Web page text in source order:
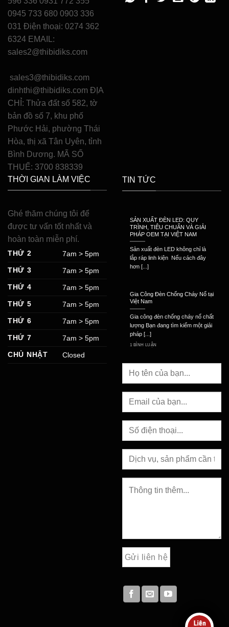
0945 733 680 0903 336
031 Điện thoại: 0274 362
6324 EMAIL:
sales2@thibidiks.com
sales3@thibidiks.com
dinhthi@thibidiks.com ĐỊA
CHỈ: Thửa đất số 582, tờ
bản đồ số 7, khu phố
Phước Hải, phường Thái
Hòa, thị xã Tân Uyên, tỉnh
Bình Dương. MÃ SỐ
THUẾ: 3700 838339
THỜI GIAN LÀM VIỆC
Ghé thăm chúng tôi để
được tư vấn tốt nhất và
hoàn toàn miễn phí.
THỨ 2
7am > 5pm
THỨ 3
7am > 5pm
THỨ 4
7am > 5pm
THỨ 5
7am > 5pm
THỨ 6
7am > 5pm
THỨ 7
7am > 5pm
CHỦ NHẬT
Closed
TIN TỨC
SẢN XUẤT ĐÈN LED: QUY
TRÌNH, TIÊU CHUẨN VÀ GIẢI
PHÁP OEM TẠI VIỆT NAM
Sản xuất đèn LED không chỉ là
lắp ráp linh kiện Nếu cách đây
hơn [...]
Gia Công Đèn Chống Cháy Nổ tại
Việt Nam
Gia công đèn chống cháy nổ chất
lượng Bạn đang tìm kiếm một giải
pháp [...]
1 BÌNH LUẬN